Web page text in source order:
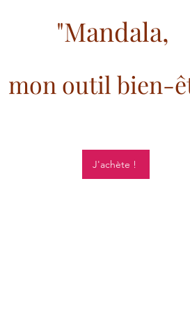
"Mandala,
mon outil bien-
J'achète !